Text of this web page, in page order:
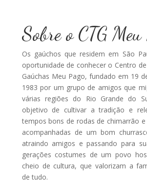
Sobre o CTG Meu
Os gaúchos que residem em São
oportunidade de conhecer o Centro
Gaúchas Meu Pago, fundado em 19
1983 por um grupo de amigos que
várias regiões do Rio Grande do
objetivo de cultivar a tradição e
tempos bons de rodas de chimarrão e
acompanhadas de um bom
atraindo amigos e passando para
gerações costumes de um povo
cheio de cultura, que valorizam a
de tudo.